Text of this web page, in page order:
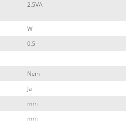
2.5VA
W
0.5
Nein
Ja
mm
mm